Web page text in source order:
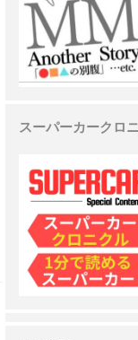
スーパーカークロ